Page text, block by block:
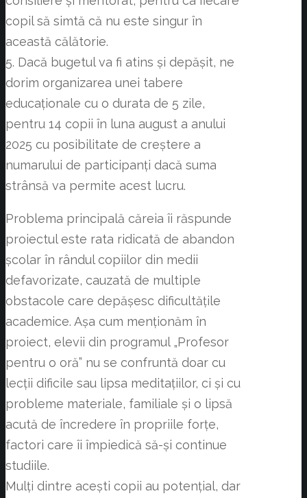
copil să simtă că nu este singur în
această călătorie.
5. Dacă bugetul va fi atins și depășit, ne
dorim organizarea unei tabere
educaționale cu o durata de 5 zile,
pentru 14 copii în luna august a anului
2025 cu posibilitate de creștere a
numarului de participanți dacă suma
strânsă va permite acest lucru.
Problema principală căreia îi răspunde
proiectul este rata ridicată de abandon
școlar în rândul copiilor din medii
defavorizate, cauzată de multiple
obstacole care depășesc dificultățile
academice. Așa cum menționăm în
proiect, elevii din programul „Profesor
pentru o oră” nu se confruntă doar cu
lecții dificile sau lipsa meditațiilor, ci și cu
probleme materiale, familiale și o lipsă
acută de încredere în propriile forțe,
factori care îi împiedică să-și continue
studiile.
Mulți dintre acești copii au potențial, dar